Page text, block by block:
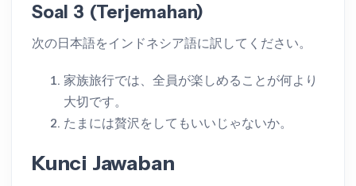
Soal 3 (Terjemahan)
次の日本語をインドネシア語に訳してください。
家族旅行では、全員が楽しめることが何より
大切です。
たまには贅沢をしてもいいじゃないか。
Kunci Jawaban